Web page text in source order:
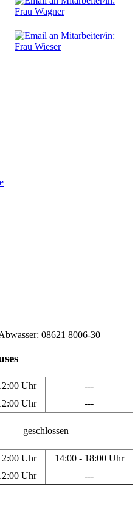
08621 8006-30
Uhr
---
Uhr ---
geschlossen
Uhr
14:00 - 18:00 Uhr
Uhr ---